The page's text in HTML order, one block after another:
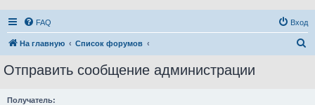
FAQ Вход
На главную Список форумов
Отправить сообщение администрации
Получатель: